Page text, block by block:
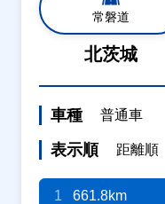
常磐道
北茨城
車種 普通車
表示順 距離順
1 661.8km